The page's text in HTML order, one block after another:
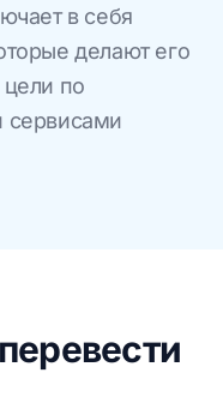
в себя
делают его
по
сервисами